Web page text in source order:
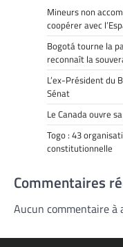
Mineurs non
coopérer avec
Bogotá tourne la
reconnaît la
L’ex-Président du
Sénat
Le Canada ouvre
Togo : 43
constitutionnelle
Commentaires
Aucun commentaire à